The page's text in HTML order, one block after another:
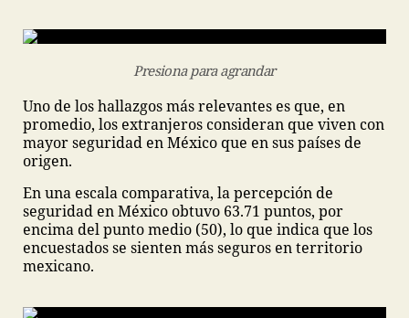
Presiona para agrandar
Uno de los hallazgos más relevantes es que, en
promedio, los extranjeros consideran que viven con
mayor seguridad en México que en sus países de
origen.
En una escala comparativa, la percepción de
seguridad en México obtuvo 63.71 puntos, por
encima del punto medio (50), lo que indica que los
encuestados se sienten más seguros en territorio
mexicano.